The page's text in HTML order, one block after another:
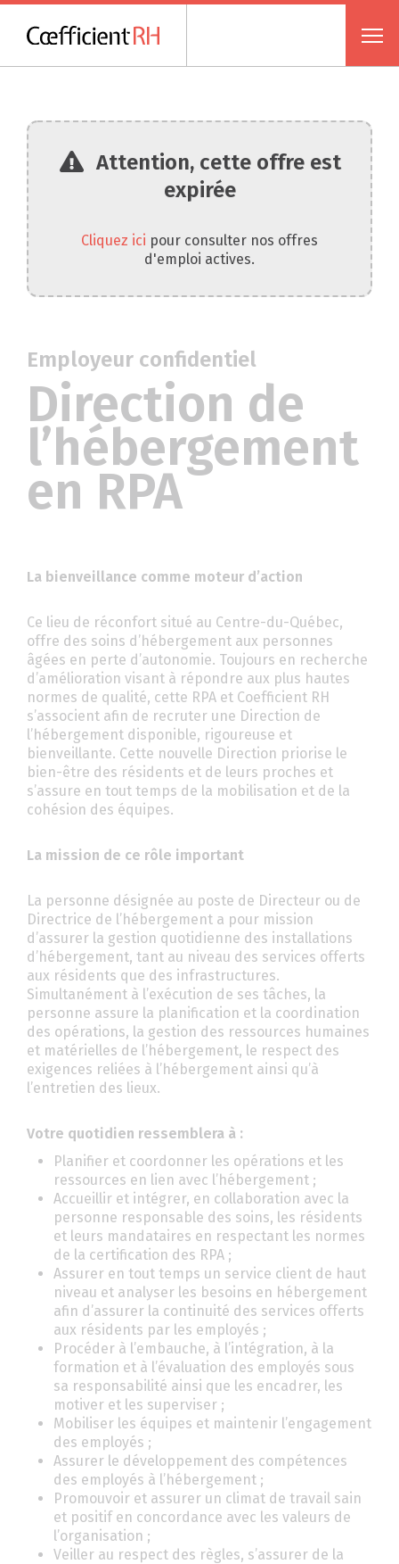
Attention, cette offre est
expirée
Cliquez ici pour consulter nos offres
d'emploi actives.
Employeur confidentiel
Direction de
l’hébergement
en RPA
La bienveillance comme moteur d’action
Ce lieu de réconfort situé au Centre-du-Québec,
offre des soins d’hébergement aux personnes
âgées en perte d’autonomie. Toujours en recherche
d’amélioration visant à répondre aux plus hautes
normes de qualité, cette RPA et Coefficient RH
s’associent afin de recruter une Direction de
l’hébergement disponible, rigoureuse et
bienveillante. Cette nouvelle Direction priorise le
bien-être des résidents et de leurs proches et
s’assure en tout temps de la mobilisation et de la
cohésion des équipes.
La mission de ce rôle important
La personne désignée au poste de Directeur ou de
Directrice de l’hébergement a pour mission
d’assurer la gestion quotidienne des installations
d’hébergement, tant au niveau des services offerts
aux résidents que des infrastructures.
Simultanément à l’exécution de ses tâches, la
personne assure la planification et la coordination
des opérations, la gestion des ressources humaines
et matérielles de l’hébergement, le respect des
exigences reliées à l’hébergement ainsi qu’à
l’entretien des lieux.
Votre quotidien ressemblera à :
Planifier et coordonner les opérations et les
ressources en lien avec l’hébergement ;
Accueillir et intégrer, en collaboration avec la
personne responsable des soins, les résidents
et leurs mandataires en respectant les normes
de la certification des RPA ;
Assurer en tout temps un service client de haut
niveau et analyser les besoins en hébergement
afin d’assurer la continuité des services offerts
aux résidents par les employés ;
Procéder à l’embauche, à l’intégration, à la
formation et à l’évaluation des employés sous
sa responsabilité ainsi que les encadrer, les
motiver et les superviser ;
Mobiliser les équipes et maintenir l’engagement
des employés ;
Assurer le développement des compétences
des employés à l’hébergement ;
Promouvoir et assurer un climat de travail sain
et positif en concordance avec les valeurs de
l’organisation ;
Veiller au respect des règles, s’assurer de la